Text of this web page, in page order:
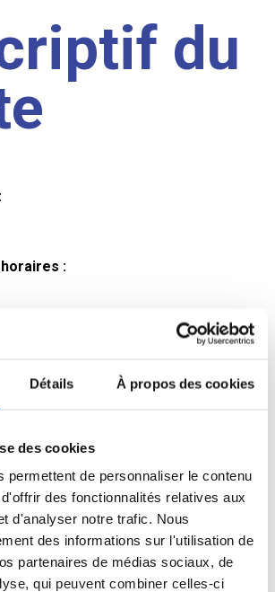
Détails À propos des cookies
des cookies
permettent de personnaliser le contenu
des fonctionnalités relatives aux
d'analyser notre trafic. Nous
des informations sur l'utilisation de
partenaires de médias sociaux, de
qui peuvent combiner celles-ci
du
:
du
diplômes :
: